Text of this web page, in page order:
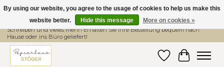
Hier finden Sie hochwertige Produkte im Bereich Schule, Büro, Papier,
Schreiben und vieles mehr! Erhalten Sie Ihre Bestellung bequem nach
Hause oder ins Büro geliefert!
WishlistCart
By using our website, you agree to the usage of cookies to help us make this
website better.
Hide this message More on cookies »